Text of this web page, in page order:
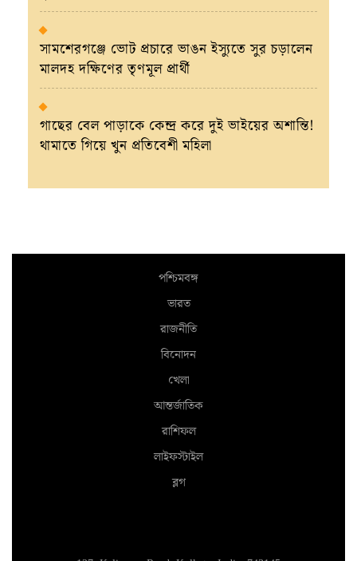
সামশেরগঞ্জে ভোট প্রচারে ভাঙন ইস্যুতে সুর চড়ালেন
মালদহ দক্ষিণের তৃণমূল প্রার্থী
গাছের বেল পাড়াকে কেন্দ্র করে দুই ভাইয়ের অশান্তি!
থামাতে গিয়ে খুন প্রতিবেশী মহিলা
পশ্চিমবঙ্গ
ভারত
রাজনীতি
বিনোদন
খেলা
আন্তর্জাতিক
রাশিফল
লাইফস্টাইল
ব্লগ